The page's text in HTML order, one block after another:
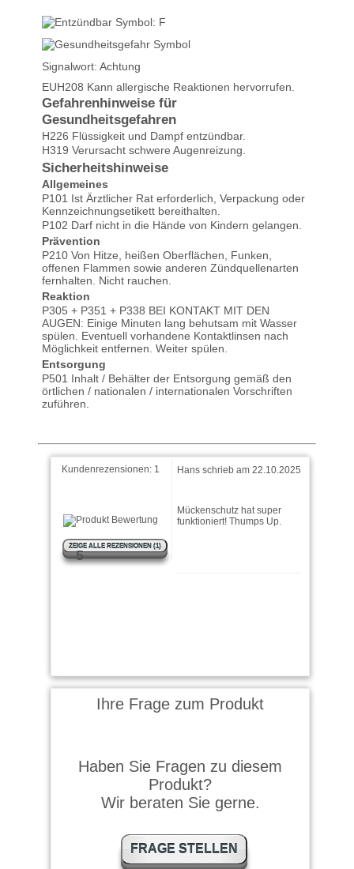
Signalwort: Achtung
EUH208 Kann allergische Reaktionen hervorrufen.
Gefahrenhinweise für
Gesundheitsgefahren
H226 Flüssigkeit und Dampf entzündbar.
H319 Verursacht schwere Augenreizung.
Sicherheitshinweise
Allgemeines
P101 Ist Ärztlicher Rat erforderlich, Verpackung oder
Kennzeichnungsetikett bereithalten.
P102 Darf nicht in die Hände von Kindern gelangen.
Prävention
P210 Von Hitze, heißen Oberflächen, Funken,
offenen Flammen sowie anderen Zündquellenarten
fernhalten. Nicht rauchen.
Reaktion
P305 + P351 + P338 BEI KONTAKT MIT DEN
AUGEN: Einige Minuten lang behutsam mit Wasser
spülen. Eventuell vorhandene Kontaktlinsen nach
Möglichkeit entfernen. Weiter spülen.
Entsorgung
P501 Inhalt / Behälter der Entsorgung gemäß den
örtlichen / nationalen / internationalen Vorschriften
zuführen.
Kundenrezensionen: 1
5
ZEIGE ALLE REZENSIONEN (1)
Hans schrieb am 22.10.2025
Mückenschutz hat super
funktioniert! Thumps Up.
Ihre Frage zum Produkt
Haben Sie Fragen zu diesem
Produkt?
Wir beraten Sie gerne.
FRAGE STELLEN